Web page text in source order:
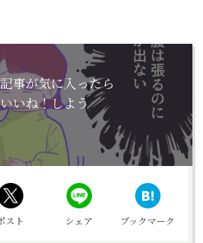
事が気に入ったら
いいね！しよう
スト シェア ブックマーク